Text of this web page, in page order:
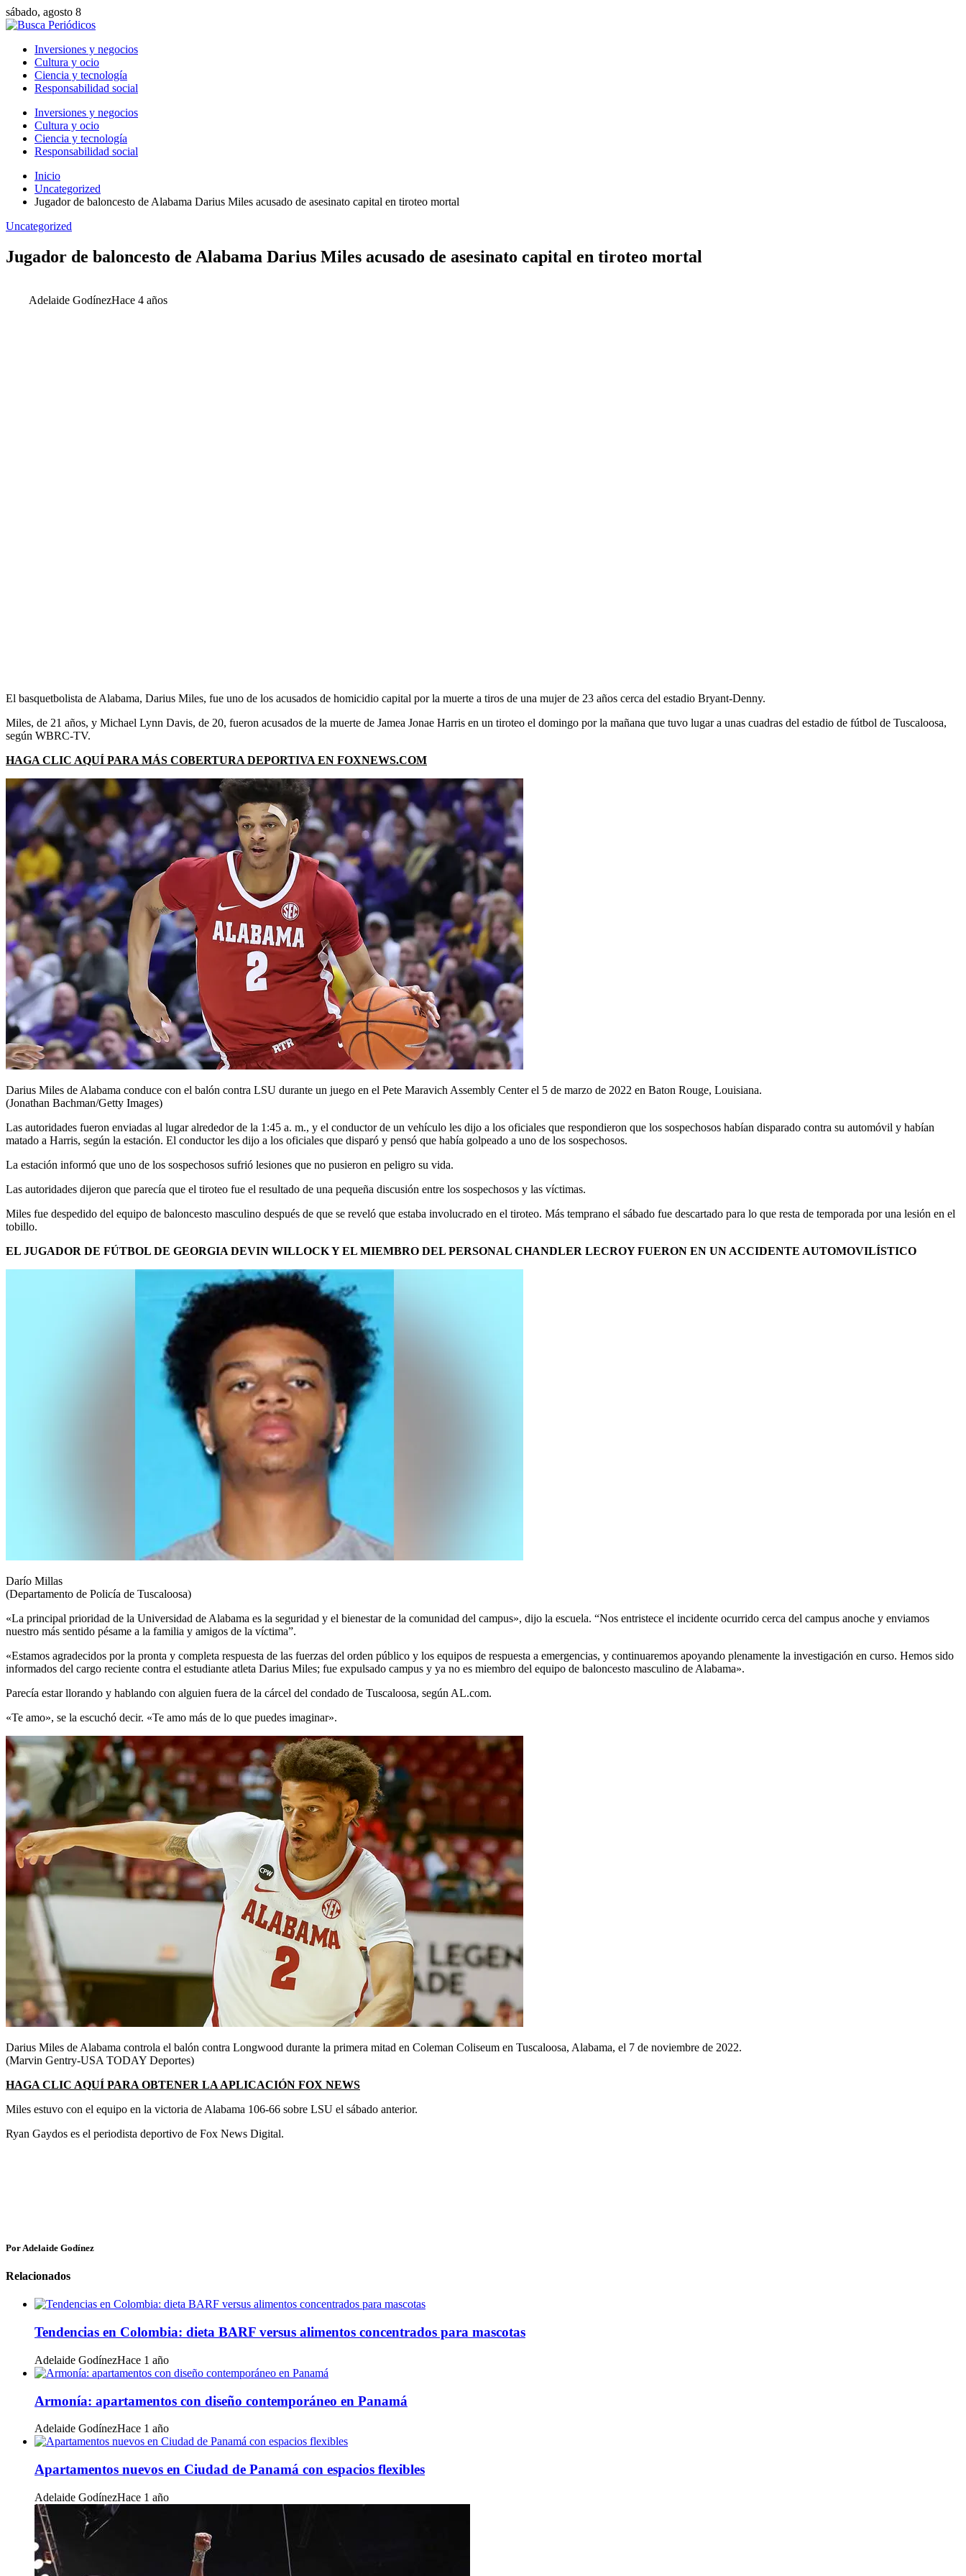
sábado, agosto 8
Inversiones y negocios
Cultura y ocio
Ciencia y tecnología
Responsabilidad social
Inversiones y negocios
Cultura y ocio
Ciencia y tecnología
Responsabilidad social
Inicio
Uncategorized
Jugador de baloncesto de Alabama Darius Miles acusado de asesinato capital en tiroteo mortal
Uncategorized
Jugador de baloncesto de Alabama Darius Miles acusado de asesinato capital en tiroteo mortal
Adelaide GodínezHace 4 años
El basquetbolista de Alabama, Darius Miles, fue uno de los acusados ​​de homicidio capital por la muerte a tiros de una mujer de 23 años cerca del estadio Bryant-Denny.
Miles, de 21 años, y Michael Lynn Davis, de 20, fueron acusados ​​de la muerte de Jamea Jonae Harris en un tiroteo el domingo por la mañana que tuvo lugar a unas cuadras del estadio de fútbol de Tuscaloosa,
según WBRC-TV.
HAGA CLIC AQUÍ PARA MÁS COBERTURA DEPORTIVA EN FOXNEWS.COM
Darius Miles de Alabama conduce con el balón contra LSU durante un juego en el Pete Maravich Assembly Center el 5 de marzo de 2022 en Baton Rouge, Louisiana.
(Jonathan Bachman/Getty Images)
Las autoridades fueron enviadas al lugar alrededor de la 1:45 a. m., y el conductor de un vehículo les dijo a los oficiales que respondieron que los sospechosos habían disparado contra su automóvil y habían
matado a Harris, según la estación. El conductor les dijo a los oficiales que disparó y pensó que había golpeado a uno de los sospechosos.
La estación informó que uno de los sospechosos sufrió lesiones que no pusieron en peligro su vida.
Las autoridades dijeron que parecía que el tiroteo fue el resultado de una pequeña discusión entre los sospechosos y las víctimas.
Miles fue despedido del equipo de baloncesto masculino después de que se reveló que estaba involucrado en el tiroteo. Más temprano el sábado fue descartado para lo que resta de temporada por una lesión en el
tobillo.
EL JUGADOR DE FÚTBOL DE GEORGIA DEVIN WILLOCK Y EL MIEMBRO DEL PERSONAL CHANDLER LECROY FUERON EN UN ACCIDENTE AUTOMOVILÍSTICO
Darío Millas
(Departamento de Policía de Tuscaloosa)
«La principal prioridad de la Universidad de Alabama es la seguridad y el bienestar de la comunidad del campus», dijo la escuela. “Nos entristece el incidente ocurrido cerca del campus anoche y enviamos
nuestro más sentido pésame a la familia y amigos de la víctima”.
«Estamos agradecidos por la pronta y completa respuesta de las fuerzas del orden público y los equipos de respuesta a emergencias, y continuaremos apoyando plenamente la investigación en curso. Hemos sido
informados del cargo reciente contra el estudiante atleta Darius Miles; fue expulsado campus y ya no es miembro del equipo de baloncesto masculino de Alabama».
Parecía estar llorando y hablando con alguien fuera de la cárcel del condado de Tuscaloosa, según AL.com.
«Te amo», se la escuchó decir. «Te amo más de lo que puedes imaginar».
Darius Miles de Alabama controla el balón contra Longwood durante la primera mitad en Coleman Coliseum en Tuscaloosa, Alabama, el 7 de noviembre de 2022.
(Marvin Gentry-USA TODAY Deportes)
HAGA CLIC AQUÍ PARA OBTENER LA APLICACIÓN FOX NEWS
Miles estuvo con el equipo en la victoria de Alabama 106-66 sobre LSU el sábado anterior.
Ryan Gaydos es el periodista deportivo de Fox News Digital.
Por Adelaide Godínez
Relacionados
Tendencias en Colombia: dieta BARF versus alimentos concentrados para mascotas
Adelaide GodínezHace 1 año
Armonía: apartamentos con diseño contemporáneo en Panamá
Adelaide GodínezHace 1 año
Apartamentos nuevos en Ciudad de Panamá con espacios flexibles
Adelaide GodínezHace 1 año